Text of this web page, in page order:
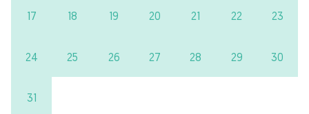
17 18 19 20 21 22 23
24 25 26 27 28 29 30
31